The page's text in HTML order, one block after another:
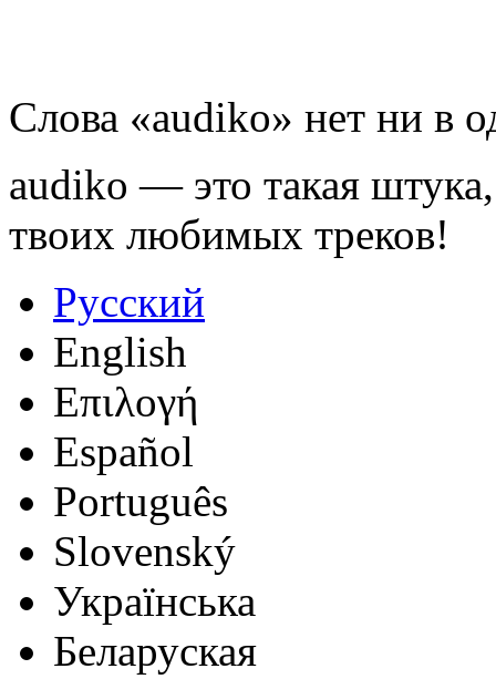
Слова «audiko» нет ни в
audiko — это такая
твоих любимых треков!
Русский
English
Επιλογή
Español
Português
Slovenský
Українська
Беларуская